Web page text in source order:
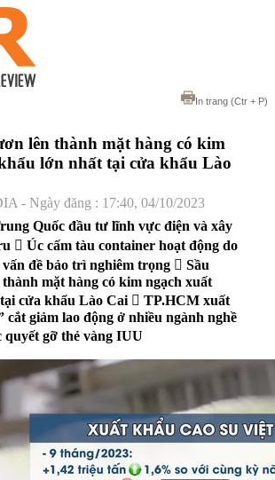
In trang (Ctr + P)
lên thành mặt hàng có kim
lớn nhất tại cửa khẩu Lào
- Ngày đăng : 17:40, 04/10/2023
Quốc đầu tư lĩnh vực điện và xây
 Úc cấm tàu container hoạt động do
đề bảo trì nghiêm trọng  Sầu
mặt hàng có kim ngạch xuất
cửa khẩu Lào Cai  TP.HCM xuất
cắt giảm lao động ở nhiều ngành nghề
quyết gỡ thẻ vàng IUU